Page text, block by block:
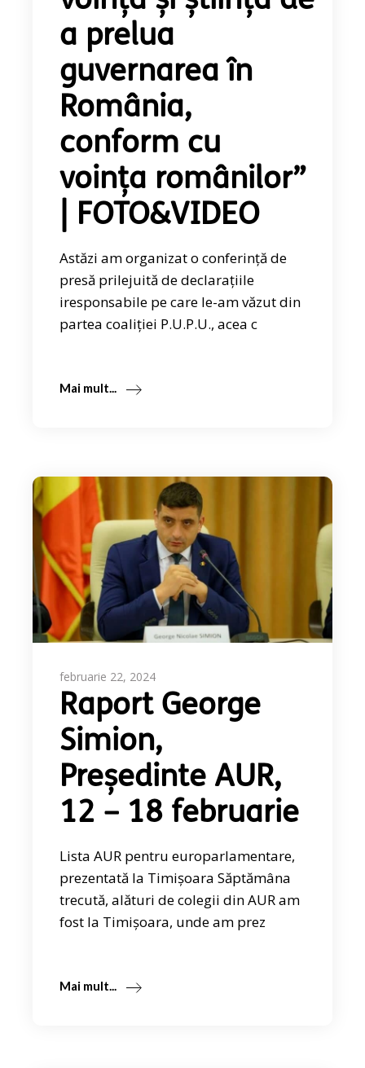
a prelua
guvernarea în
România,
conform cu
voința românilor”
| FOTO&VIDEO
Astăzi am organizat o conferință de
presă prilejuită de declarațiile
iresponsabile pe care le-am văzut din
partea coaliției P.U.P.U., acea c
Mai mult...
februarie 22, 2024
Raport George
Simion,
Președinte AUR,
12 – 18 februarie
Lista AUR pentru europarlamentare,
prezentată la Timișoara Săptămâna
trecută, alături de colegii din AUR am
fost la Timișoara, unde am prez
Mai mult...